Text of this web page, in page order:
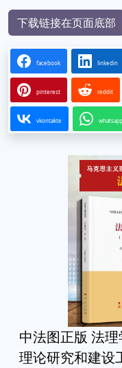
下载链接在页面底部
facebook linkedin
pinterest reddit
vkontakte
中法图正版 法
理论研究和建设